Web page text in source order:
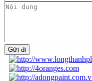
Gửi đi